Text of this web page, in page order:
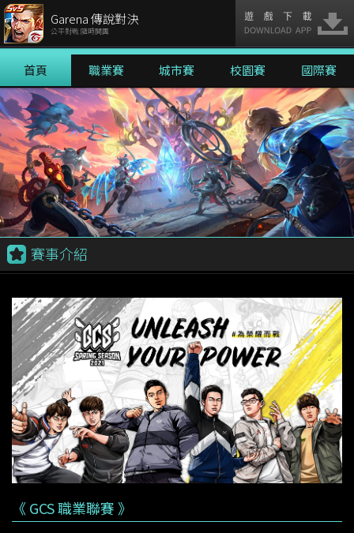
Garena 傳說對決
公平對戰 隨時開團
首頁 職業賽 城市賽 校園賽 國際賽
賽事介紹
《 GCS 職業聯賽 》